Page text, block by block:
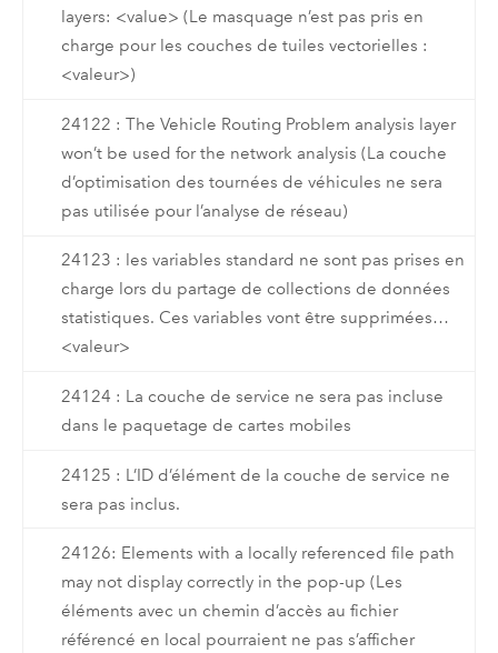
layers: <value> (Le masquage n’est pas pris en
charge pour les couches de tuiles vectorielles :
<valeur>)
24122 : The Vehicle Routing Problem analysis layer
won’t be used for the network analysis (La couche
d’optimisation des tournées de véhicules ne sera
pas utilisée pour l’analyse de réseau)
24123 : les variables standard ne sont pas prises en
charge lors du partage de collections de données
statistiques. Ces variables vont être supprimées…
<valeur>
24124 : La couche de service ne sera pas incluse
dans le paquetage de cartes mobiles
24125 : L’ID d’élément de la couche de service ne
sera pas inclus.
24126: Elements with a locally referenced file path
may not display correctly in the pop-up (Les
éléments avec un chemin d’accès au fichier
référencé en local pourraient ne pas s’afficher